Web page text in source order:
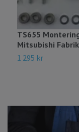
TS655
Mitsubishi
1 295 kr